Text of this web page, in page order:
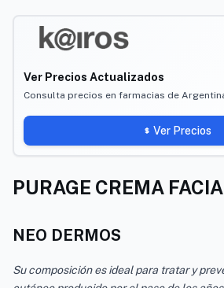
Ver Precios Actualizados
Consulta precios en farmacias de
Ver Precios
PURAGE CREMA
NEO DERMOS
Su composición es ideal para tratar y